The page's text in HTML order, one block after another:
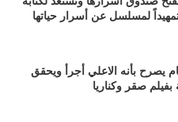
تمهيداً لمسلسل عن أسرار حياتها
يصرح بأنه الاعلي أجرأ ويحقق
بفيلم صقر وكناريا